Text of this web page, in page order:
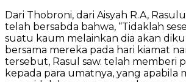
Dari Thobroni, dari Aisyah R.A,
telah bersabda bahwa, “Tidaklah
suatu kaum melainkan dia akan
bersama mereka pada hari kiamat
tersebut, Rasul saw. telah memberi
kepada para umatnya, yang apabila